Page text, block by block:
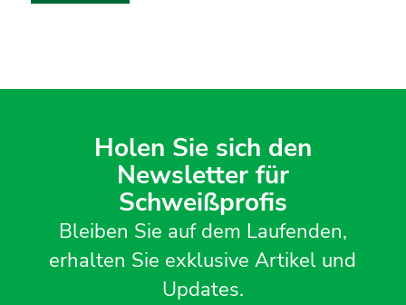
Holen Sie sich den
Newsletter für
Schweißprofis
Bleiben Sie auf dem Laufenden,
erhalten Sie exklusive Artikel und
Updates.